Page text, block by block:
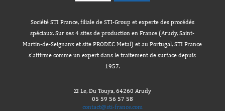
Société STI France, filiale de STI-Group et experte des procédés
spéciaux. Sur ses 4 sites de production en France (Arudy, Saint-
Martin-de-Seignanx et site PRODEC Metal) et au Portugal, STI France
s'affirme comme un expert dans le traitement de surface depuis
1957​.
ZI Le, Du Touya, 64260 Arudy
05 59 56 57 58
contact@sti-france.com